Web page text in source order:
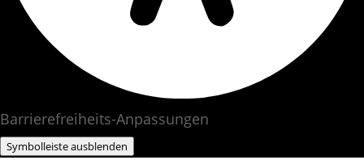
Barrierefreiheits-Anpassungen
Symbolleiste ausblenden